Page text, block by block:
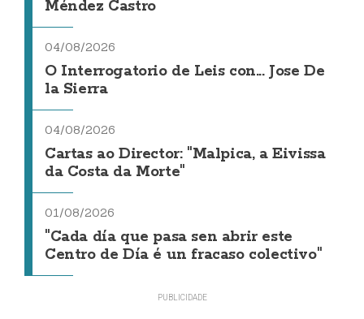
Méndez Castro
04/08/2026
O Interrogatorio de Leis con... Jose De
la Sierra
04/08/2026
Cartas ao Director: "Malpica, a Eivissa
da Costa da Morte"
01/08/2026
"Cada día que pasa sen abrir este
Centro de Día é un fracaso colectivo"